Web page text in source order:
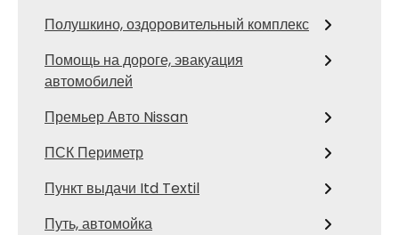
Полушкино, оздоровительный комплекс
Помощь на дороге, эвакуация
автомобилей
Премьер Авто Nissan
ПСК Периметр
Пункт выдачи Itd Textil
Путь, автомойка